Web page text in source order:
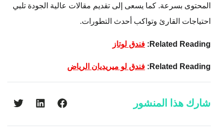
المحتوى بسرعة. كما يسعى إلى تقديم مقالات عالية الجودة تلبي
احتياجات القارئ وتواكب أحدث التطورات.
Related Reading: فندق لوتاز
Related Reading: فندق لو ميريديان الرياض
شارك هذا المنشور